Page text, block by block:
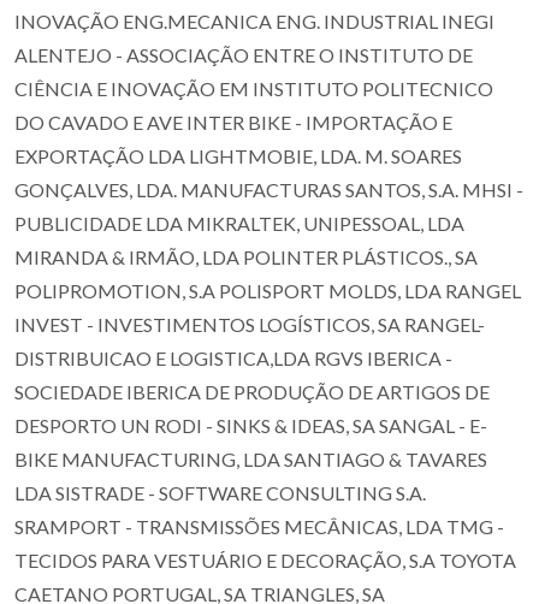
INOVAÇÃO ENG.MECANICA ENG. INDUSTRIAL INEGI
ALENTEJO - ASSOCIAÇÃO ENTRE O INSTITUTO DE
CIÊNCIA E INOVAÇÃO EM INSTITUTO POLITECNICO
DO CAVADO E AVE INTER BIKE - IMPORTAÇÃO E
EXPORTAÇÃO LDA LIGHTMOBIE, LDA. M. SOARES
GONÇALVES, LDA. MANUFACTURAS SANTOS, S.A. MHSI -
PUBLICIDADE LDA MIKRALTEK, UNIPESSOAL, LDA
MIRANDA & IRMÃO, LDA POLINTER PLÁSTICOS., SA
POLIPROMOTION, S.A POLISPORT MOLDS, LDA RANGEL
INVEST - INVESTIMENTOS LOGÍSTICOS, SA RANGEL-
DISTRIBUICAO E LOGISTICA,LDA RGVS IBERICA -
SOCIEDADE IBERICA DE PRODUÇÃO DE ARTIGOS DE
DESPORTO UN RODI - SINKS & IDEAS, SA SANGAL - E-
BIKE MANUFACTURING, LDA SANTIAGO & TAVARES
LDA SISTRADE - SOFTWARE CONSULTING S.A.
SRAMPORT - TRANSMISSÕES MECÂNICAS, LDA TMG -
TECIDOS PARA VESTUÁRIO E DECORAÇÃO, S.A TOYOTA
CAETANO PORTUGAL, SA TRIANGLES, SA